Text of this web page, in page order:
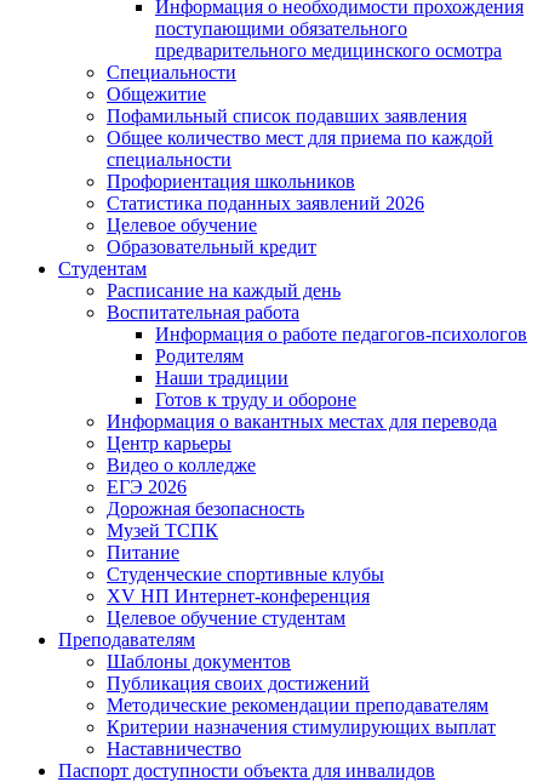
Информация о необходимости прохождения
поступающими обязательного
предварительного медицинского осмотра
Специальности
Общежитие
Пофамильный список подавших заявления
Общее количество мест для приема по каждой
специальности
Профориентация школьников
Статистика поданных заявлений 2026
Целевое обучение
Образовательный кредит
Студентам
Расписание на каждый день
Воспитательная работа
Информация о работе педагогов-психологов
Родителям
Наши традиции
Готов к труду и обороне
Информация о вакантных местах для перевода
Центр карьеры
Видео о колледже
ЕГЭ 2026
Дорожная безопасность
Музей ТСПК
Питание
Студенческие спортивные клубы
XV НП Интернет-конференция
Целевое обучение студентам
Преподавателям
Шаблоны документов
Публикация своих достижений
Методические рекомендации преподавателям
Критерии назначения стимулирующих выплат
Наставничество
Паспорт доступности объекта для инвалидов